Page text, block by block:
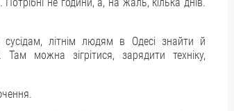
літнім людям в Одесі знайти й
можна зігрітися, зарядити техніку,